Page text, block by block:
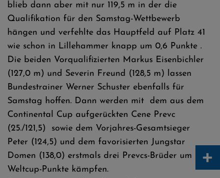
blieb dann aber mit nur 119,5 m in der die
Qualifikation für den Samstag-Wettbewerb
hängen und verfehlte das Hauptfeld auf Platz 41
wie schon in Lillehammer knapp um 0,6 Punkte .
Die beiden Vorqualifizierten Markus Eisenbichler
(127,0 m) und Severin Freund (128,5 m) lassen
Bundestrainer Werner Schuster ebenfalls für
Samstag hoffen. Dann werden mit dem aus dem
Continental Cup aufgerückten Cene Prevc
(25./121,5) sowie dem Vorjahres-Gesamtsieger
Peter (124,5) und dem favorisierten Jungstar
Domen (138,0) erstmals drei Prevcs-Brüder um
Weltcup-Punkte kämpfen.
+